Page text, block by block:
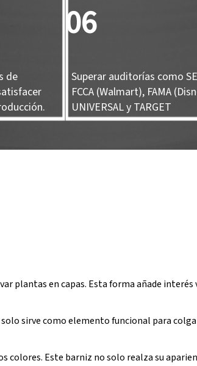
de
06
Superar auditorías como
FCCA (Walmart), FAMA
UNIVERSAL y TARGET
plantas en capas. Esta forma añade
sirve como elemento funcional para
Este barniz no solo realza su